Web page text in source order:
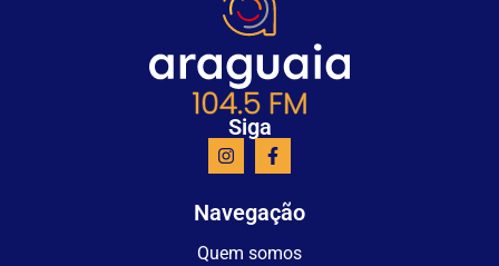
Siga
Navegação
Quem somos